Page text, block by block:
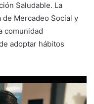
Saludable. La
Mercadeo Social y
comunidad
adoptar hábitos